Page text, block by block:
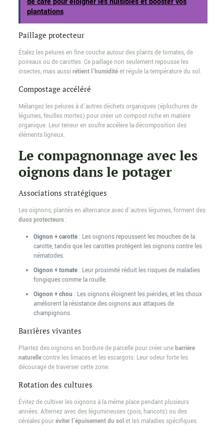
plantations
Paillage protecteur
Étalez les pelures en fine couche autour des plants de tomates, de
poireaux ou de carottes. Ce paillage non seulement repousse les
insectes, mais aussi rétient l’humiditéet régule la température du sol.
Compostage accéléré
Mélangez les pelures à d’autres déchets organiques (épluchures de
légumes, feuilles mortes) pour créer un compost riche en matière
organique. Leur teneur en soufre accélère la décomposition des
éléments ligneux.
Le compagnonnage avec les
oignons dans le potager
Associations stratégiques
Les oignons, plantés en alternance avec d’autres légumes, forment des
duos protecteurs:
Oignon + carotte: Les oignons repoussent les mouches de la
carotte, tandis que les carottes protègent les oignons contre les
nématodes.
Oignon + tomate: Leur proximité réduit les risques de maladies
fongiques comme la rouille.
Oignon + chou : Les oignons éloignent les piérides, et les choux
améliorent la résistance des oignons aux attaques de
champignons.
Barrières vivantes
Plantez des oignons en bordure de parcelle pour créer unebarrière
naturellecontre les limaces et les escargots. Leur odeur forte les
décourage de traverser cette zone.
Rotation des cultures
Évitez de cultiver les oignons à la même place pendant plusieurs
années. Alternez avec des légumineuses (pois, haricots) ou des
céréales pouréviter l’épuisement du solet les maladies spécifiques.